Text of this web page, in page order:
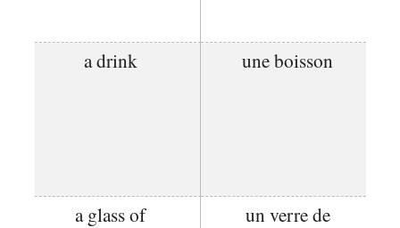
a drink une boisson
a glass of un verre de